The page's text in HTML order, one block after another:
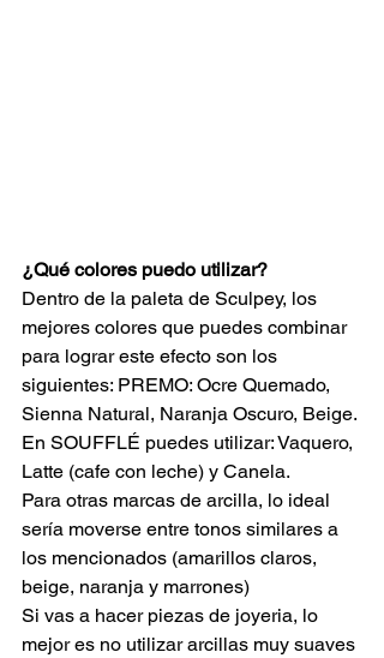
¿Qué colores puedo utilizar?
Dentro de la paleta de Sculpey, los
mejores colores que puedes combinar
para lograr este efecto son los
siguientes: PREMO: Ocre Quemado,
Sienna Natural, Naranja Oscuro, Beige.
En SOUFFLÉ puedes utilizar: Vaquero,
Latte (cafe con leche) y Canela.
Para otras marcas de arcilla, lo ideal
sería moverse entre tonos similares a
los mencionados (amarillos claros,
beige, naranja y marrones)
Si vas a hacer piezas de joyeria, lo
mejor es no utilizar arcillas muy suaves